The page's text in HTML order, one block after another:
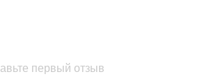
первый отзыв